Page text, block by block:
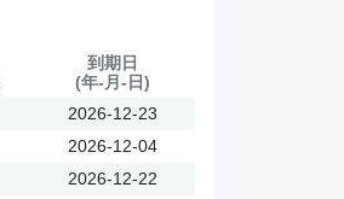
到期日
(年-月-日)
2026-12-23
2026-12-04
2026-12-22